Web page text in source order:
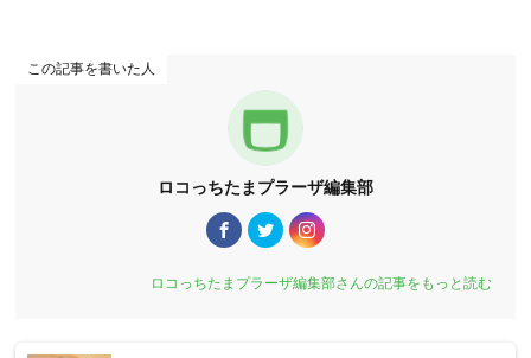
この記事を書いた人
ロコっちたまプラーザ編集部
ロコっちたまプラーザ編集部さんの記事をもっと読む